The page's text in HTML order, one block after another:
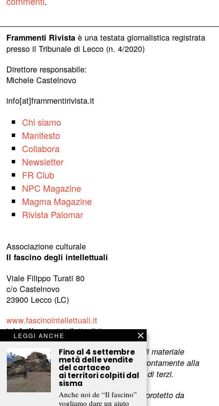
Frammenti Rivistaè una testata giornalistica registrata
presso il Tribunale di Lecco (n. 4/2020)
Direttore responsabile:
Michele Castelnovo
info[at]frammentirivista.it
Chi siamo
Manifesto
Collabora
Newsletter
FR Club
NPC Magazine
Magma Magazine
Rivista Palomar
Associazione culturale
Il fascino degli intellettuali
Viale Filippo Turati 80
c/o Castelnovo
23900 Lecco (LC)
www.fascinointellettuali.it
info[at]fascinointellettuali.it
Per segnalare eventuali errori nell’uso di materiale
riservato,scriveteci e provvederemo prontamente alla
rimozione del materiale lesivo dei diritti di terzi.
L’intero contenuto di questo sito web è protetto da
LEGGI ANCHE
Fino al 4 settembre
metà delle vendite
del cartaceo
ai territori colpiti dal
sisma
Anche noi de “Il fascino”
vogliamo dare un aiuto